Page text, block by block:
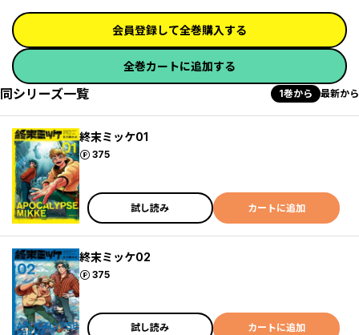
会員登録して全巻購入する
全巻カートに追加する
同シリーズ一覧 1巻から 最新から
終末ミッケ01
375
ポイント
試し読み カートに追加
終末ミッケ02
375
ポイント
試し読み カートに追加